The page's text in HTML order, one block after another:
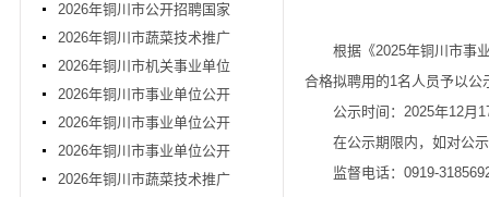
2026年铜川市公开招聘国家
2026年铜川市蔬菜技术推广
2026年铜川市机关事业单位
2026年铜川市事业单位公开
2026年铜川市事业单位公开
2026年铜川市事业单位公开
2026年铜川市蔬菜技术推广
根据《2025年铜川市事业
合格拟聘用的1名人员予以公
公示时间：2025年12月
在公示期限内，如对公示
监督电话：0919-